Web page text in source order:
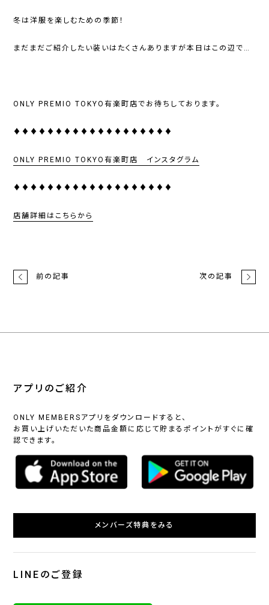
冬は洋服を楽しむための季節！
まだまだご紹介したい装いはたくさんありますが本日はこの辺で…
ONLY PREMIO TOKYO有楽町店でお待ちしております。
♦♦♦♦♦♦♦♦♦♦♦♦♦♦♦♦♦♦♦
ONLY PREMIO TOKYO有楽町店 インスタグラム
♦♦♦♦♦♦♦♦♦♦♦♦♦♦♦♦♦♦♦
店舗詳細はこちらから
前の記事 次の記事
アプリのご紹介
ONLY MEMBERSアプリをダウンロードすると、
お買い上げいただいた商品金額に応じて貯まるポイントがすぐに確
認できます。
メンバーズ特典をみる
LINEのご登録